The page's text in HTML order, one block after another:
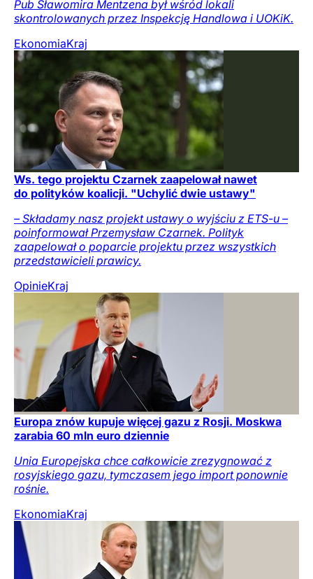
Pub Sławomira Mentzena był wśród lokali
skontrolowanych przez Inspekcję Handlowa i UOKiK.
EkonomiaKraj
Ws. tego projektu Czarnek zaapelował nawet
do polityków koalicji. "Uchylić dwie ustawy"
– Składamy nasz projekt ustawy o wyjściu z ETS-u –
poinformował Przemysław Czarnek. Polityk
zaapelował o poparcie projektu przez wszystkich
przedstawicieli prawicy.
OpinieKraj
Europa znów kupuje więcej gazu z Rosji. Moskwa
zarabia 60 mln euro dziennie
Unia Europejska chce całkowicie zrezygnować z
rosyjskiego gazu, tymczasem jego import ponownie
rośnie.
EkonomiaKraj